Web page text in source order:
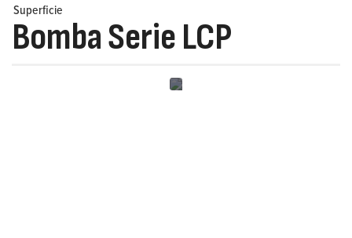
Superficie
Bomba Serie LCP